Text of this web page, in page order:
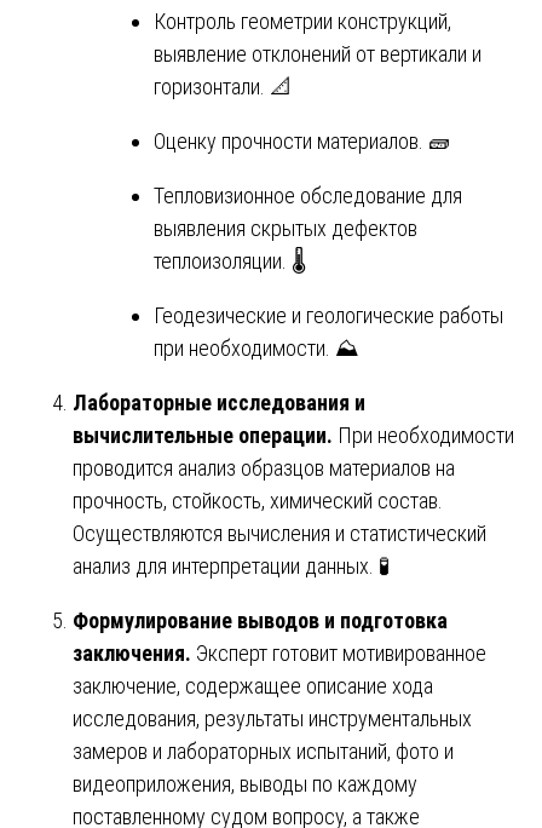
Контроль геометрии конструкций,
выявление отклонений от вертикали и
горизонтали. 📐
Оценку прочности материалов. 🧱
Тепловизионное обследование для
выявления скрытых дефектов
теплоизоляции. 🌡️
Геодезические и геологические работы
при необходимости. ⛰️
Лабораторные исследования и
вычислительные операции. При необходимости
проводится анализ образцов материалов на
прочность, стойкость, химический состав.
Осуществляются вычисления и статистический
анализ для интерпретации данных. 🧪
Формулирование выводов и подготовка
заключения. Эксперт готовит мотивированное
заключение, содержащее описание хода
исследования, результаты инструментальных
замеров и лабораторных испытаний, фото и
видеоприложения, выводы по каждому
поставленному судом вопросу, а также